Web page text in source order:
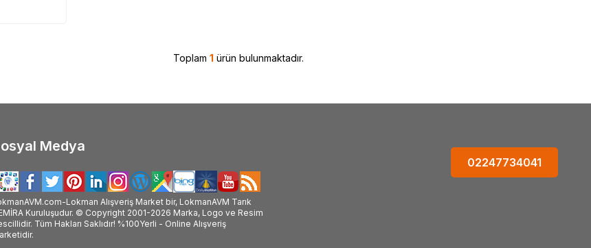
Toplam 1 ürün bulunmaktadır.
Medya
Lokman Alışveriş Market bir, LokmanAVM Tarık
Kuruluşudur. © Copyright 2001-2026 Marka, Logo ve Resim
Tüm Hakları Saklıdır! %100Yerli - Online Alışveriş
02247734041